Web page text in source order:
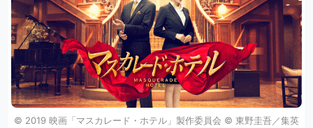
©︎ 2019 映画「マスカレード・ホテル」製作委員会 ©︎ 東野圭吾／集英